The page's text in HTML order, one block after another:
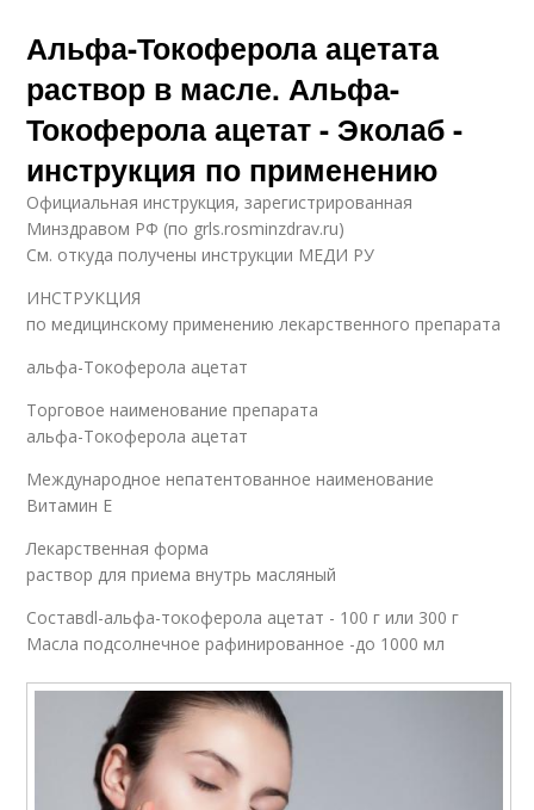
Альфа-Токоферола ацетата
раствор в масле. Альфа-
Токоферола ацетат - Эколаб -
инструкция по применению
Официальная инструкция, зарегистрированная
Минздравом РФ (по grls.rosminzdrav.ru)
См. откуда получены инструкции МЕДИ РУ
ИНСТРУКЦИЯ
по медицинскому применению лекарственного препарата
альфа-Токоферола ацетат
Торговое наименование препарата
альфа-Токоферола ацетат
Международное непатентованное наименование
Витамин E
Лекарственная форма
раствор для приема внутрь масляный
Составdl-альфа-токоферола ацетат - 100 г или 300 г
Масла подсолнечное рафинированное -до 1000 мл